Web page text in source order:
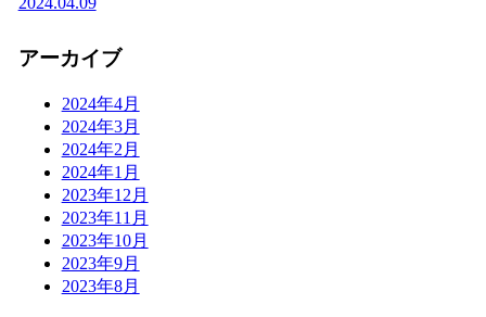
アーカイブ
2024年4月
2024年3月
2024年2月
2024年1月
2023年12月
2023年11月
2023年10月
2023年9月
2023年8月